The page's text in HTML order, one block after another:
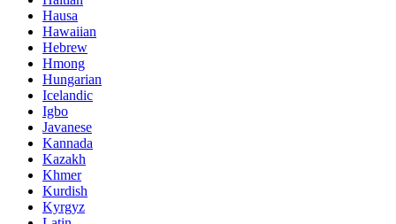
Hausa
Hawaiian
Hebrew
Hmong
Hungarian
Icelandic
Igbo
Javanese
Kannada
Kazakh
Khmer
Kurdish
Kyrgyz